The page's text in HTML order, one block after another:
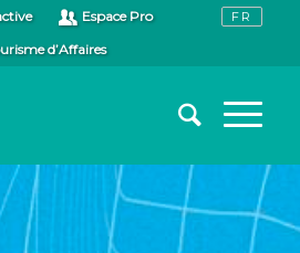
Espace Pro
d’Affaires